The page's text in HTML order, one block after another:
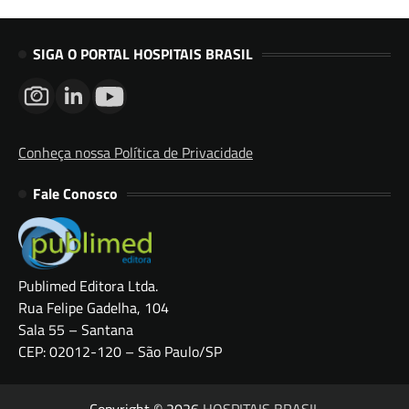
SIGA O PORTAL HOSPITAIS BRASIL
Conheça nossa Política de Privacidade
Fale Conosco
Publimed Editora Ltda.
Rua Felipe Gadelha, 104
Sala 55 – Santana
CEP: 02012-120 – São Paulo/SP